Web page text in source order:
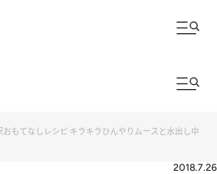
おもてなしレシピ キラキラひんやりムースと水出し中
2018.7.26